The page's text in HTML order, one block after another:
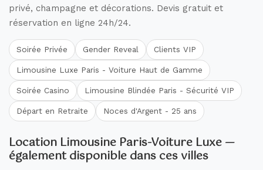
privé, champagne et décorations. Devis gratuit et
réservation en ligne 24h/24.
Soirée Privée Gender Reveal Clients VIP
Limousine Luxe Paris - Voiture Haut de Gamme
Soirée Casino Limousine Blindée Paris - Sécurité VIP
Départ en Retraite Noces d'Argent - 25 ans
Location Limousine Paris-Voiture Luxe —
également disponible dans ces villes